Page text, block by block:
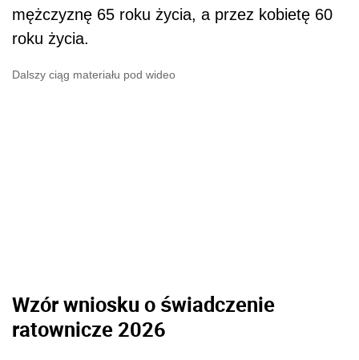
mężczyznę 65 roku życia, a przez kobietę 60
roku życia.
Dalszy ciąg materiału pod wideo
Wzór wniosku o świadczenie
ratownicze 2026